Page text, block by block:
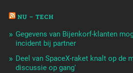
NU – TECH
Gegevens van Bijenkorf-klanten
incident bij partner
Deel van SpaceX-raket knalt op de
discussie op gang'